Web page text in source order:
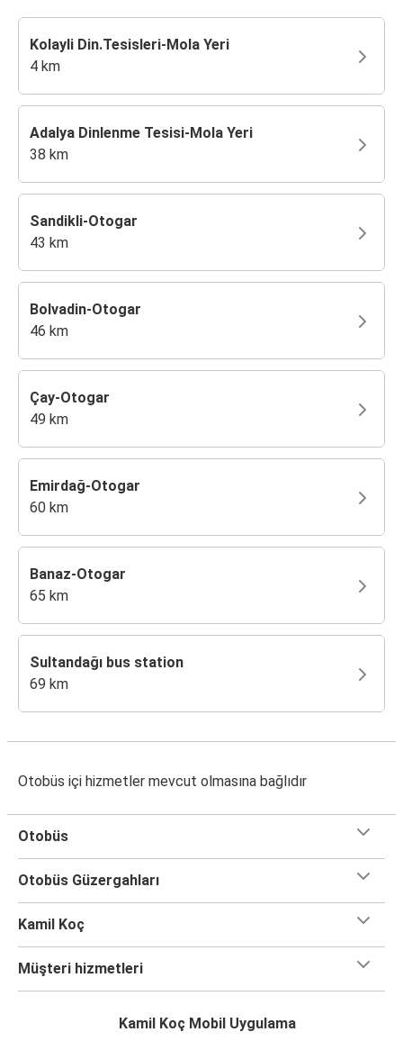
Kolayli Din.Tesisleri-Mola Yeri
4 km
Adalya Dinlenme Tesisi-Mola Yeri
38 km
Sandikli-Otogar
43 km
Bolvadin-Otogar
46 km
Çay-Otogar
49 km
Emirdağ-Otogar
60 km
Banaz-Otogar
65 km
Sultandağı bus station
69 km
Otobüs içi hizmetler mevcut olmasına bağlıdır
Otobüs
Otobüs Güzergahları
Kamil Koç
Müşteri hizmetleri
Kamil Koç Mobil Uygulama